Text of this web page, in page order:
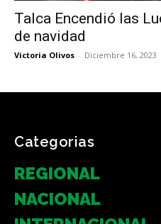
Talca Encendió las
de navidad
Victoria Olivos - Diciembre 16, 2023
Categorias
REGIONAL
NACIONAL